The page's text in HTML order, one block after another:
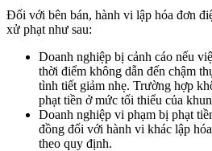
Đối với bên bán, hành vi lập hóa đơn
xử phạt như sau:
Doanh nghiệp bị cảnh cáo nếu
thời điểm không dẫn đến chậm
tình tiết giảm nhẹ. Trường hợp
phạt tiền ở mức tối thiểu của
Doanh nghiệp vi phạm bị phạt
đồng đối với hành vi khác lập
theo quy định.